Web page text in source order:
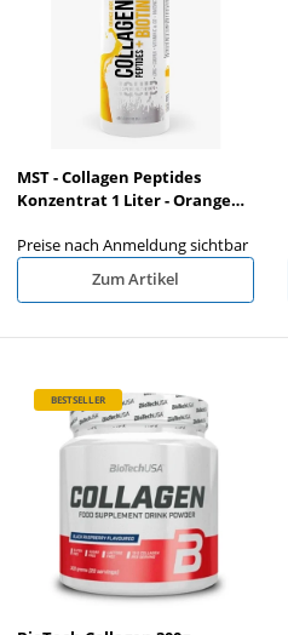
MST - Collagen Peptides
Konzentrat 1 Liter - Orange
Preise nach Anmeldung sichtbar
Zum Artikel
BESTSELLER